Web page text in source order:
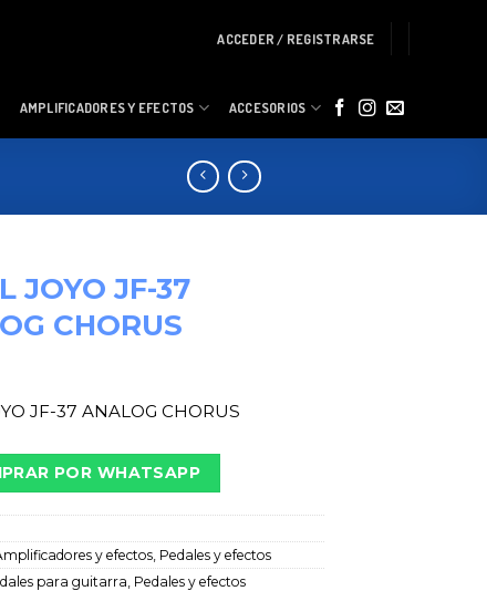
ACCEDER / REGISTRARSE
AMPLIFICADORES Y EFECTOS ACCESORIOS
JOYO JF-37
CHORUS
JF-37 ANALOG CHORUS
POR WHATSAPP
y efectos Pedales y efectos
para guitarra Pedales y efectos